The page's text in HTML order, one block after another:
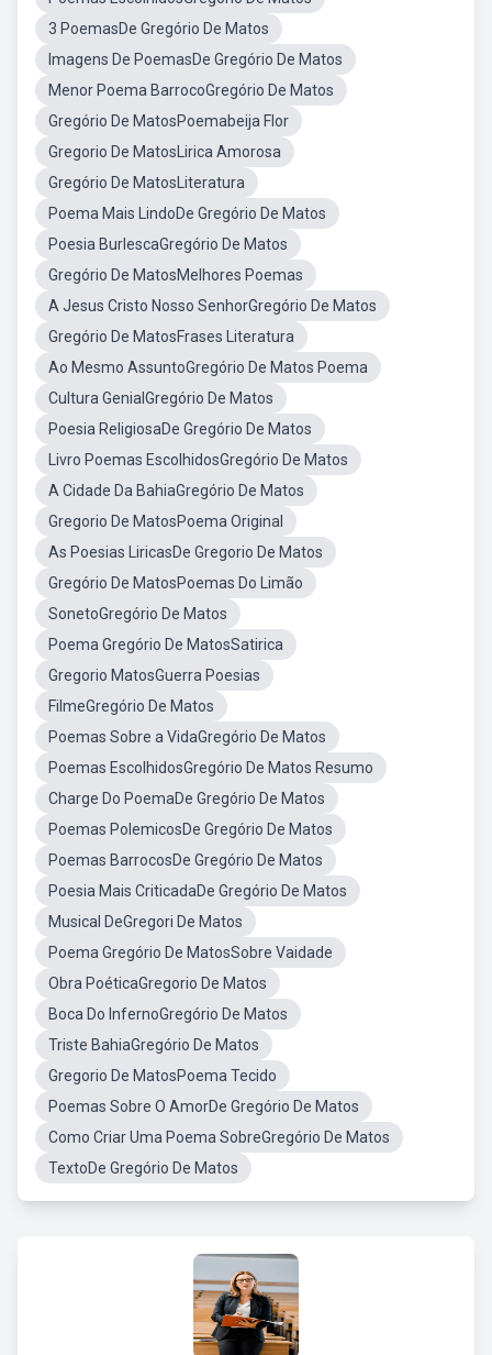
3 PoemasDe Gregório De Matos
Imagens De PoemasDe Gregório De Matos
Menor Poema BarrocoGregório De Matos
Gregório De MatosPoemabeija Flor
Gregorio De MatosLirica Amorosa
Gregório De MatosLiteratura
Poema Mais LindoDe Gregório De Matos
Poesia BurlescaGregório De Matos
Gregório De MatosMelhores Poemas
A Jesus Cristo Nosso SenhorGregório De Matos
Gregório De MatosFrases Literatura
Ao Mesmo AssuntoGregório De Matos Poema
Cultura GenialGregório De Matos
Poesia ReligiosaDe Gregório De Matos
Livro Poemas EscolhidosGregório De Matos
A Cidade Da BahiaGregório De Matos
Gregorio De MatosPoema Original
As Poesias LiricasDe Gregorio De Matos
Gregório De MatosPoemas Do Limão
SonetoGregório De Matos
Poema Gregório De MatosSatirica
Gregorio MatosGuerra Poesias
FilmeGregório De Matos
Poemas Sobre a VidaGregório De Matos
Poemas EscolhidosGregório De Matos Resumo
Charge Do PoemaDe Gregório De Matos
Poemas PolemicosDe Gregório De Matos
Poemas BarrocosDe Gregório De Matos
Poesia Mais CriticadaDe Gregório De Matos
Musical DeGregori De Matos
Poema Gregório De MatosSobre Vaidade
Obra PoéticaGregorio De Matos
Boca Do InfernoGregório De Matos
Triste BahiaGregório De Matos
Gregorio De MatosPoema Tecido
Poemas Sobre O AmorDe Gregório De Matos
Como Criar Uma Poema SobreGregório De Matos
TextoDe Gregório De Matos